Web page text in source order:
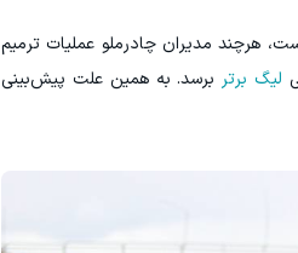
هرچند مدیران چادرملو عملیات ترمیم
لیگ برتر برسد. به همین علت پیش‌بینی